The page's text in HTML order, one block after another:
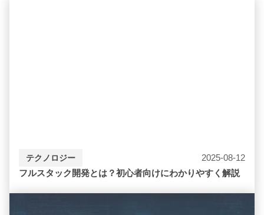
テクノロジー
2025-08-12
フルスタック開発とは？初心者向けにわかりやすく解説